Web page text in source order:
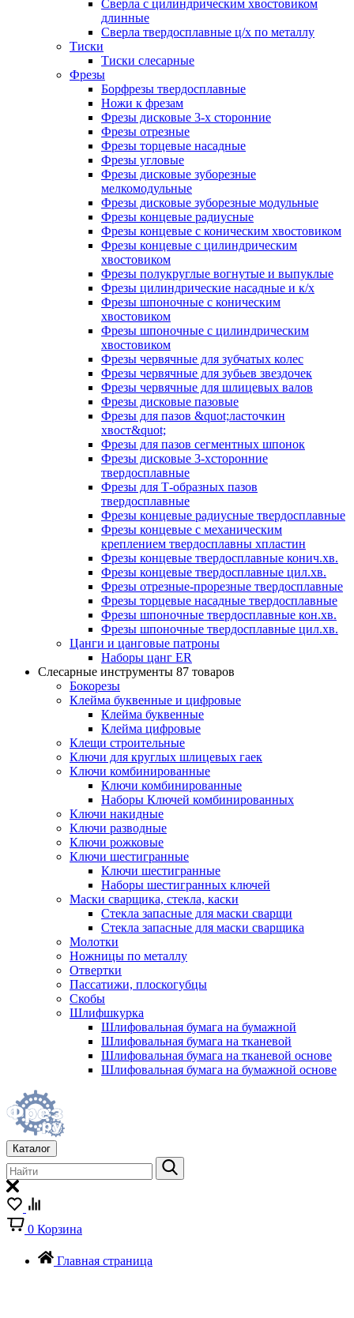
Сверла с цилиндрическим хвостовиком
длинные
Сверла твердосплавные ц/х по металлу
Тиски
Тиски слесарные
Фрезы
Борфрезы твердосплавные
Ножи к фрезам
Фрезы дисковые 3-х сторонние
Фрезы отрезные
Фрезы торцевые насадные
Фрезы угловые
Фрезы дисковые зуборезные
мелкомодульные
Фрезы дисковые зуборезные модульные
Фрезы концевые радиусные
Фрезы концевые с коническим хвостовиком
Фрезы концевые с цилиндрическим
хвостовиком
Фрезы полукруглые вогнутые и выпуклые
Фрезы цилиндрические насадные и к/х
Фрезы шпоночные с коническим
хвостовиком
Фрезы шпоночные с цилиндрическим
хвостовиком
Фрезы червячные для зубчатых колес
Фрезы червячные для зубьев звездочек
Фрезы червячные для шлицевых валов
Фрезы дисковые пазовые
Фрезы для пазов &quot;ласточкин
хвост&quot;
Фрезы для пазов сегментных шпонок
Фрезы дисковые 3-хсторонние
твердосплавные
Фрезы для Т-образных пазов
твердосплавные
Фрезы концевые радиусные твердосплавные
Фрезы концевые с механическим
креплением твердосплавны хпластин
Фрезы концевые твердосплавные конич.хв.
Фрезы концевые твердосплавные цил.хв.
Фрезы отрезные-прорезные твердосплавные
Фрезы торцевые насадные твердосплавные
Фрезы шпоночные твердосплавные кон.хв.
Фрезы шпоночные твердосплавные цил.хв.
Цанги и цанговые патроны
Наборы цанг ER
Слесарные инструменты 87 товаров
Бокорезы
Клейма буквенные и цифровые
Клейма буквенные
Клейма цифровые
Клещи строительные
Ключи для круглых шлицевых гаек
Ключи комбинированные
Ключи комбинированные
Наборы Ключей комбинированных
Ключи накидные
Ключи разводные
Ключи рожковые
Ключи шестигранные
Ключи шестигранные
Наборы шестигранных ключей
Маски сварщика, стекла, каски
Стекла запасные для маски сварщи
Стекла запасные для маски сварщика
Молотки
Ножницы по металлу
Отвертки
Пассатижи, плоскогубцы
Скобы
Шлифшкурка
Шлифовальная бумага на бумажной
Шлифовальная бумага на тканевой
Шлифовальная бумага на тканевой основе
Шлифовальная бумага на бумажной основе
Каталог
0 Корзина
Главная страница